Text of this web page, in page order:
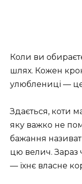
Коли ви
шлях. Кожен
улюблениці —
Здається, коти
яку важко не
бажання
цю велич. Зараз
— їхнє власне